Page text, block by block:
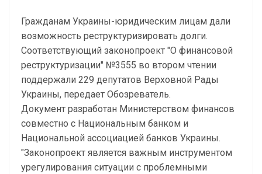
Гражданам Украины-юридическим лицам дали
возможность реструктуризировать долги.
Соответствующий законопроект "О финансовой
реструктуризации" №3555 во втором чтении
поддержали 229 депутатов Верховной Рады
Украины, передает Обозреватель.
Документ разработан Министерством финансов
совместно с Национальным банком и
Национальной ассоциацией банков Украины.
"Законопроект является важным инструментом
урегулирования ситуации с проблемными